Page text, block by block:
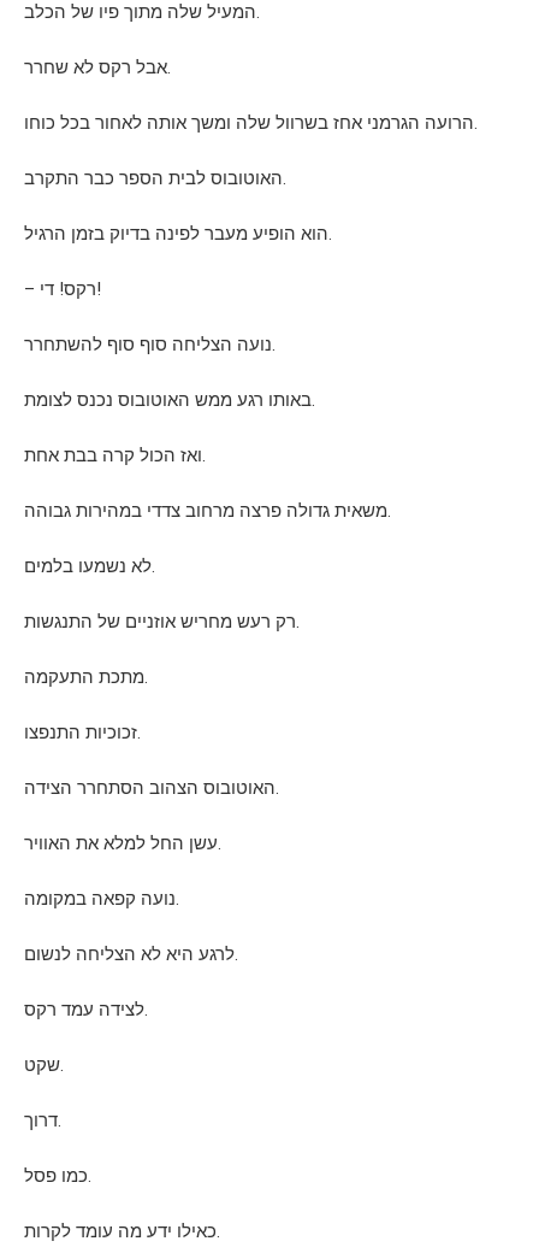
המעיל שלה מתוך פיו של הכלב.
אבל רקס לא שחרר.
הרועה הגרמני אחז בשרוול שלה ומשך אותה לאחור בכל כוחו.
האוטובוס לבית הספר כבר התקרב.
הוא הופיע מעבר לפינה בדיוק בזמן הרגיל.
– רקס! די!
נועה הצליחה סוף סוף להשתחרר.
באותו רגע ממש האוטובוס נכנס לצומת.
ואז הכול קרה בבת אחת.
משאית גדולה פרצה מרחוב צדדי במהירות גבוהה.
לא נשמעו בלמים.
רק רעש מחריש אוזניים של התנגשות.
מתכת התעקמה.
זכוכיות התנפצו.
האוטובוס הצהוב הסתחרר הצידה.
עשן החל למלא את האוויר.
נועה קפאה במקומה.
לרגע היא לא הצליחה לנשום.
לצידה עמד רקס.
שקט.
דרוך.
כמו פסל.
כאילו ידע מה עומד לקרות.